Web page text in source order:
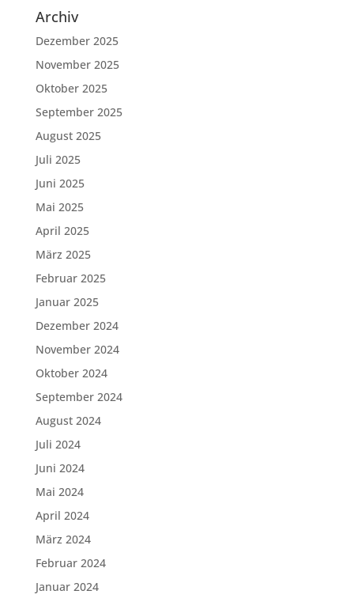
Archiv
Dezember 2025
November 2025
Oktober 2025
September 2025
August 2025
Juli 2025
Juni 2025
Mai 2025
April 2025
März 2025
Februar 2025
Januar 2025
Dezember 2024
November 2024
Oktober 2024
September 2024
August 2024
Juli 2024
Juni 2024
Mai 2024
April 2024
März 2024
Februar 2024
Januar 2024